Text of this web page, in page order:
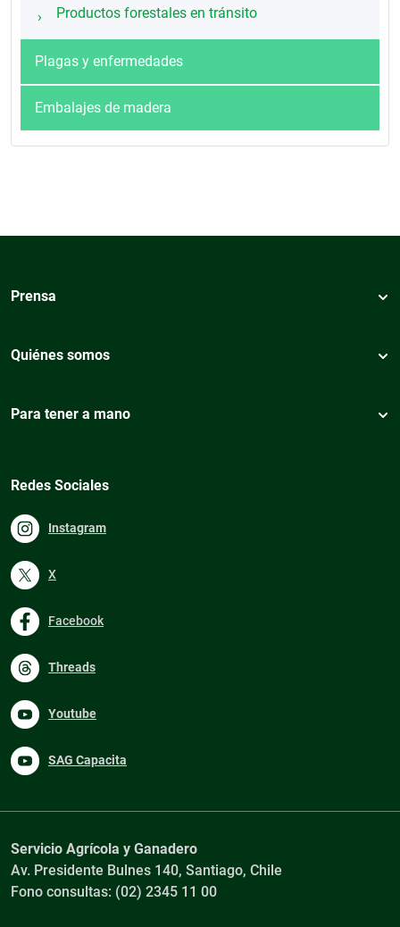
Productos forestales en tránsito
Plagas y enfermedades
Embalajes de madera
Prensa
Quiénes somos
Para tener a mano
Redes Sociales
Instagram
X
Facebook
Threads
Youtube
SAG Capacita
Servicio Agrícola y Ganadero
Av. Presidente Bulnes 140, Santiago, Chile
Fono consultas: (02) 2345 11 00